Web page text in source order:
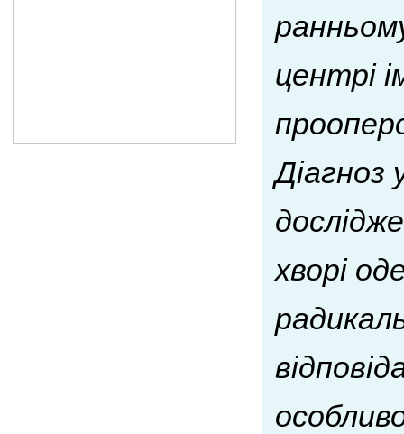
центрі
Діагноз
хворі